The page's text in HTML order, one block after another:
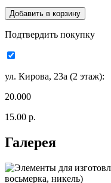
Подтвердить покупку
ул. Кирова, 23а (2 этаж):
20.000
15.00 р.
Галерея